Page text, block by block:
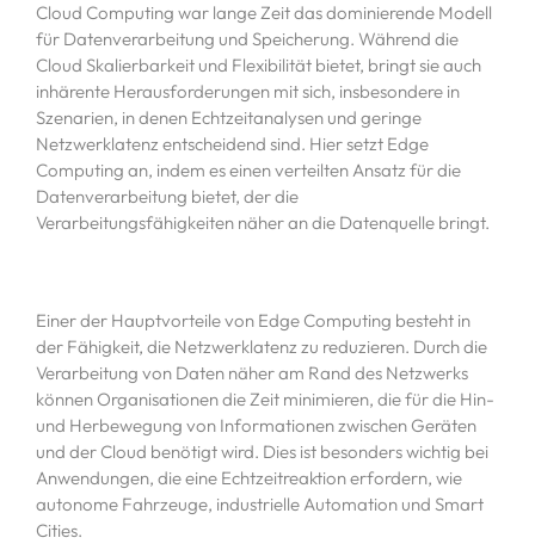
Cloud Computing war lange Zeit das dominierende Modell
für Datenverarbeitung und Speicherung. Während die
Cloud Skalierbarkeit und Flexibilität bietet, bringt sie auch
inhärente Herausforderungen mit sich, insbesondere in
Szenarien, in denen Echtzeitanalysen und geringe
Netzwerklatenz entscheidend sind. Hier setzt Edge
Computing an, indem es einen verteilten Ansatz für die
Datenverarbeitung bietet, der die
Verarbeitungsfähigkeiten näher an die Datenquelle bringt.
Einer der Hauptvorteile von Edge Computing besteht in
der Fähigkeit, die Netzwerklatenz zu reduzieren. Durch die
Verarbeitung von Daten näher am Rand des Netzwerks
können Organisationen die Zeit minimieren, die für die Hin-
und Herbewegung von Informationen zwischen Geräten
und der Cloud benötigt wird. Dies ist besonders wichtig bei
Anwendungen, die eine Echtzeitreaktion erfordern, wie
autonome Fahrzeuge, industrielle Automation und Smart
Cities.